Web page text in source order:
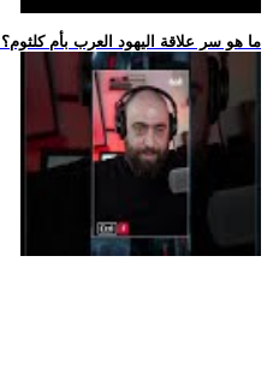
.. ما هو سر علاقة اليهود العرب بأم كلثوم؟